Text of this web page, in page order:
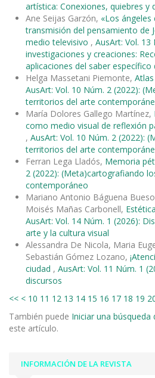
artística: Conexiones, quiebres y
Ane Seijas Garzón, «Los
transmisión del pensamiento de
medio televisivo , AusArt: Vol. 13
investigaciones y creaciones:
aplicaciones del saber
Helga Massetani Piemonte,
AusArt: Vol. 10 Núm. 2 (2022):
territorios del arte
María Dolores Gallego Martínez,
como medio visual de reflexión
, AusArt: Vol. 10 Núm. 2 (2022):
territorios del arte
Ferran Lega Lladós, Memoria
2 (2022): (Meta)cartografiando
contemporáneo
Mariano Antonio Báguena
Moisés Mañas Carbonell,
AusArt: Vol. 14 Núm. 1 (2026):
arte y la cultura visual
Alessandra De Nicola, Maria
Sebastián Gómez Lozano,
ciudad , AusArt: Vol. 11 Núm. 1
discursos
<< < 10 11 12 13 14 15 16 17 18 19
También puede Iniciar una búsqueda
este artículo.
INFORMACIÓN DE LA REVISTA